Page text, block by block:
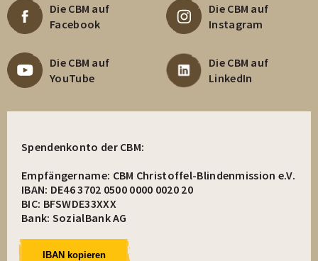
Die CBM auf
Facebook
Die CBM auf
Instagram
Die CBM auf
YouTube
Die CBM auf
LinkedIn
Spendenkonto der CBM:
Empfängername: CBM Christoffel-Blindenmission e.V.
IBAN: DE46 3702 0500 0000 0020 20
BIC: BFSWDE33XXX
Bank: SozialBank AG
IBAN kopieren